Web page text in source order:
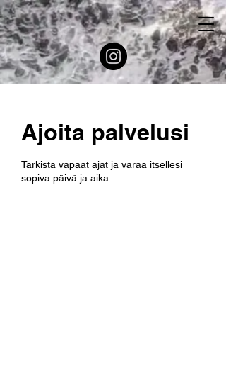
Ajoita palvelusi
Tarkista vapaat ajat ja varaa itsellesi
sopiva päivä ja aika